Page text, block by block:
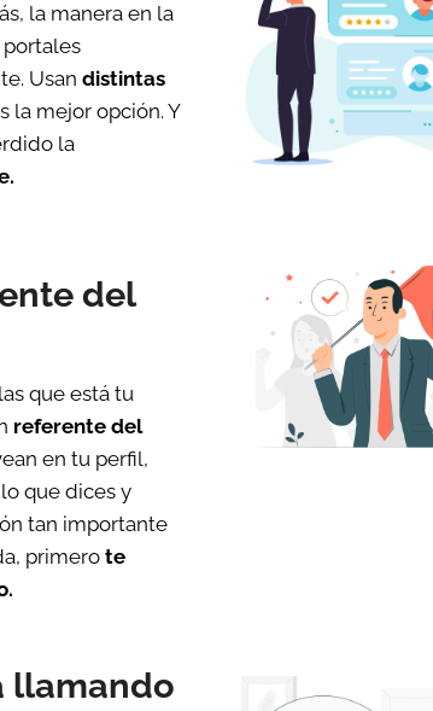
la manera en la
Usandistintas
la mejor opción. Y
la
del
que está tu
referente del
en tu perfil,
que dices y
tan importante
primerote
llamando